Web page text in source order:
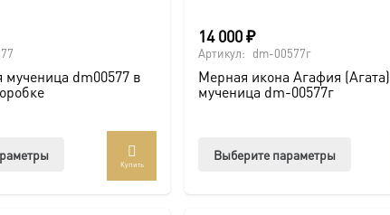
dm00577 в
Купить
14 000₽
Артикул: dm-00577г
Мерная икона Агафия (Агата)
мученица dm-00577г
Выберите параметры